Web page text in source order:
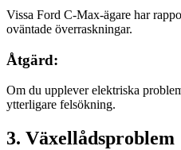
Vissa Ford C-Max-ägare har
oväntade överraskningar.
Åtgärd:
Om du upplever elektriska
ytterligare felsökning.
3. Växellådsproblem